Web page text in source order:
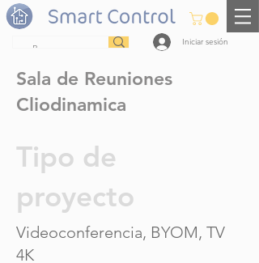
Iniciar sesión
Sala de Reuniones
Cliodinamica
Tipo de
proyecto
Videoconferencia, BYOM, TV
4K